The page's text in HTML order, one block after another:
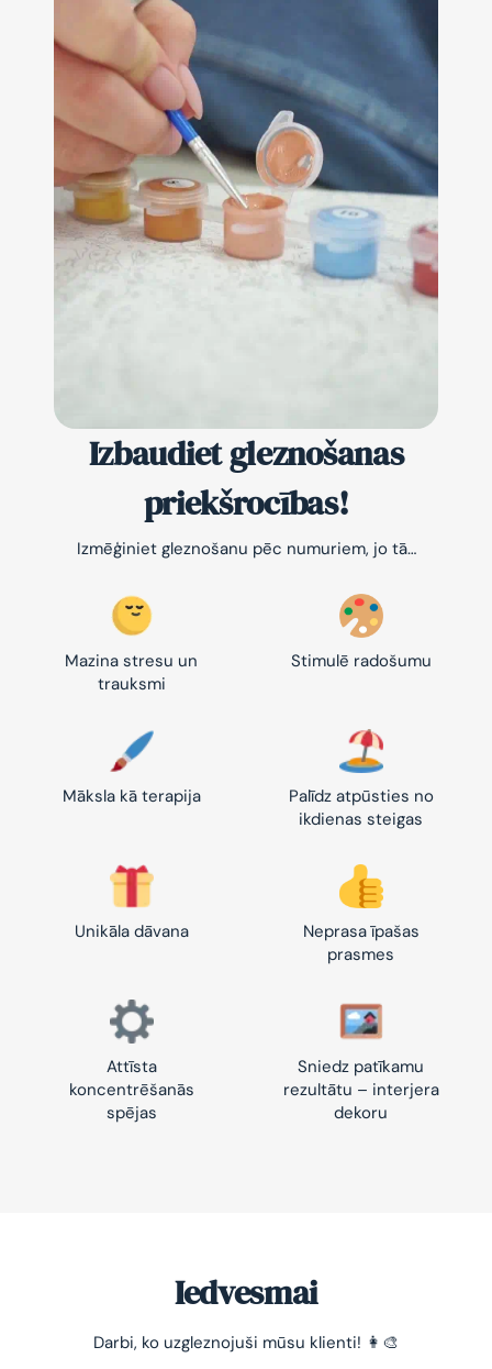
Izbaudiet gleznošanas
priekšrocības!
Izmēģiniet gleznošanu pēc numuriem, jo tā…
Mazina stresu un
trauksmi
Stimulē radošumu
Māksla kā terapija
Palīdz atpūsties no
ikdienas steigas
Unikāla dāvana
Neprasa īpašas
prasmes
Attīsta
koncentrēšanās
spējas
Sniedz patīkamu
rezultātu – interjera
dekoru
Iedvesmai
Darbi, ko uzgleznojuši mūsu klienti! 👩‍🎨